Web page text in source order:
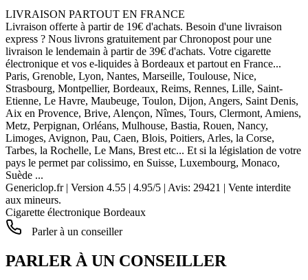
LIVRAISON PARTOUT EN FRANCE
Livraison offerte à partir de 19€ d'achats. Besoin d'une livraison
express ? Nous livrons gratuitement par Chronopost pour une
livraison le lendemain à partir de 39€ d'achats. Votre cigarette
électronique et vos e-liquides à Bordeaux et partout en France...
Paris, Grenoble, Lyon, Nantes, Marseille, Toulouse, Nice,
Strasbourg, Montpellier, Bordeaux, Reims, Rennes, Lille, Saint-
Etienne, Le Havre, Maubeuge, Toulon, Dijon, Angers, Saint Denis,
Aix en Provence, Brive, Alençon, Nîmes, Tours, Clermont, Amiens,
Metz, Perpignan, Orléans, Mulhouse, Bastia, Rouen, Nancy,
Limoges, Avignon, Pau, Caen, Blois, Poitiers, Arles, la Corse,
Tarbes, la Rochelle, Le Mans, Brest etc... Et si la législation de votre
pays le permet par colissimo, en Suisse, Luxembourg, Monaco,
Suède ...
Genericlop.fr| Version 4.55 | 4.95/5 | Avis: 29421 | Vente interdite
aux mineurs.
Cigarette électronique Bordeaux
Parler à un conseiller
PARLER À UN CONSEILLER